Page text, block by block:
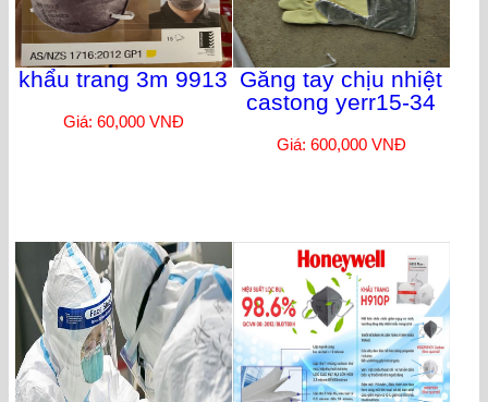
khẩu trang 3m 9913
Giá: 60,000 VNĐ
Găng tay chịu nhiệt
castong yerr15-34
Giá: 600,000 VNĐ